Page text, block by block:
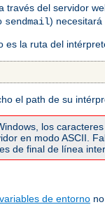
través del servidor
sendmail) necesitará
es la ruta del
el path de su
los
en modo ASCII.
de final de línea
variables de entorno